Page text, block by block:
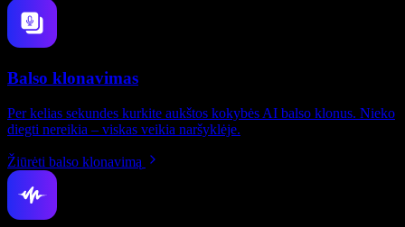
Balso klonavimas
Per kelias sekundes kurkite aukštos kokybės AI balso klonus. Nieko
diegti nereikia – viskas veikia naršyklėje.
Žiūrėti balso klonavimą